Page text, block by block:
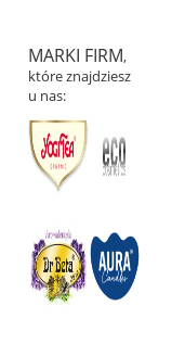
MARKI FIRM,
które znajdziesz
u nas: